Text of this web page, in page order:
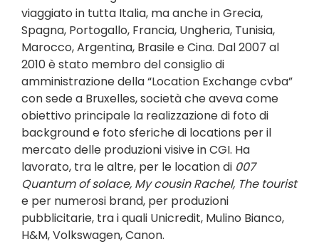
viaggiato in tutta Italia, ma anche in Grecia,
Spagna, Portogallo, Francia, Ungheria, Tunisia,
Marocco, Argentina, Brasile e Cina. Dal 2007 al
2010 è stato membro del consiglio di
amministrazione della “Location Exchange cvba”
con sede a Bruxelles, società che aveva come
obiettivo principale la realizzazione di foto di
background e foto sferiche di locations per il
mercato delle produzioni visive in CGI. Ha
lavorato, tra le altre, per le location di 007
Quantum of solace, My cousin Rachel, The tourist
e per numerosi brand, per produzioni
pubblicitarie, tra i quali Unicredit, Mulino Bianco,
H&M, Volkswagen, Canon.